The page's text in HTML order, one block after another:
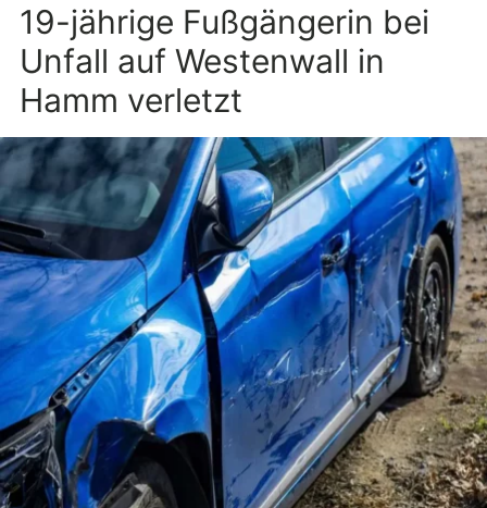
19-jährige Fußgängerin bei
Unfall auf Westenwall in
Hamm verletzt